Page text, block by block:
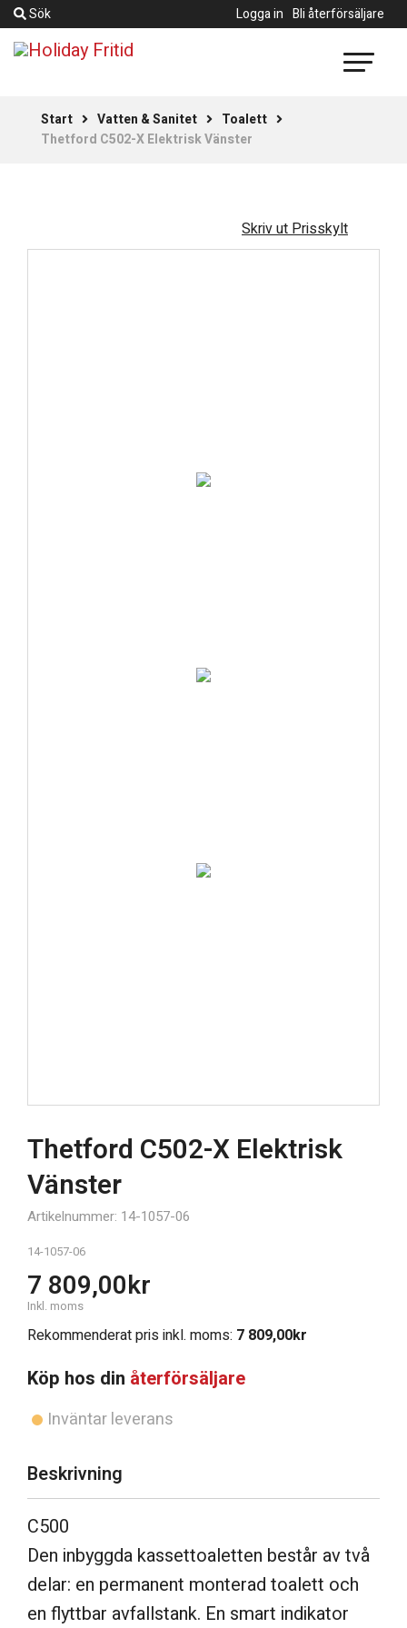
Sök Logga in Bli återförsäljare
Start Vatten & Sanitet
Toalett
Thetford C502-X Elektrisk Vänster
Skriv ut Prisskylt
Thetford C502-X Elektrisk
Vänster
Artikelnummer: 14-1057-06
14-1057-06
7 809,00kr
Inkl. moms
Rekommenderat pris inkl. moms: 7 809,00kr
Köp hos din återförsäljare
Inväntar leverans
Beskrivning
C500
Den inbyggda kassettoaletten består av två
delar: en permanent monterad toalett och
en flyttbar avfallstank. En smart indikator